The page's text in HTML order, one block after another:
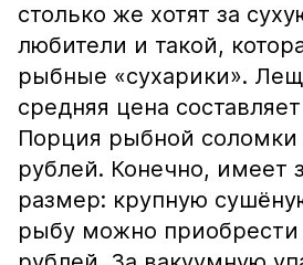
столько же хотят за
любители и такой,
рыбные «сухарики».
средняя цена
Порция рыбной соломки
рублей. Конечно, имеет
размер: крупную
рыбу можно приобрести